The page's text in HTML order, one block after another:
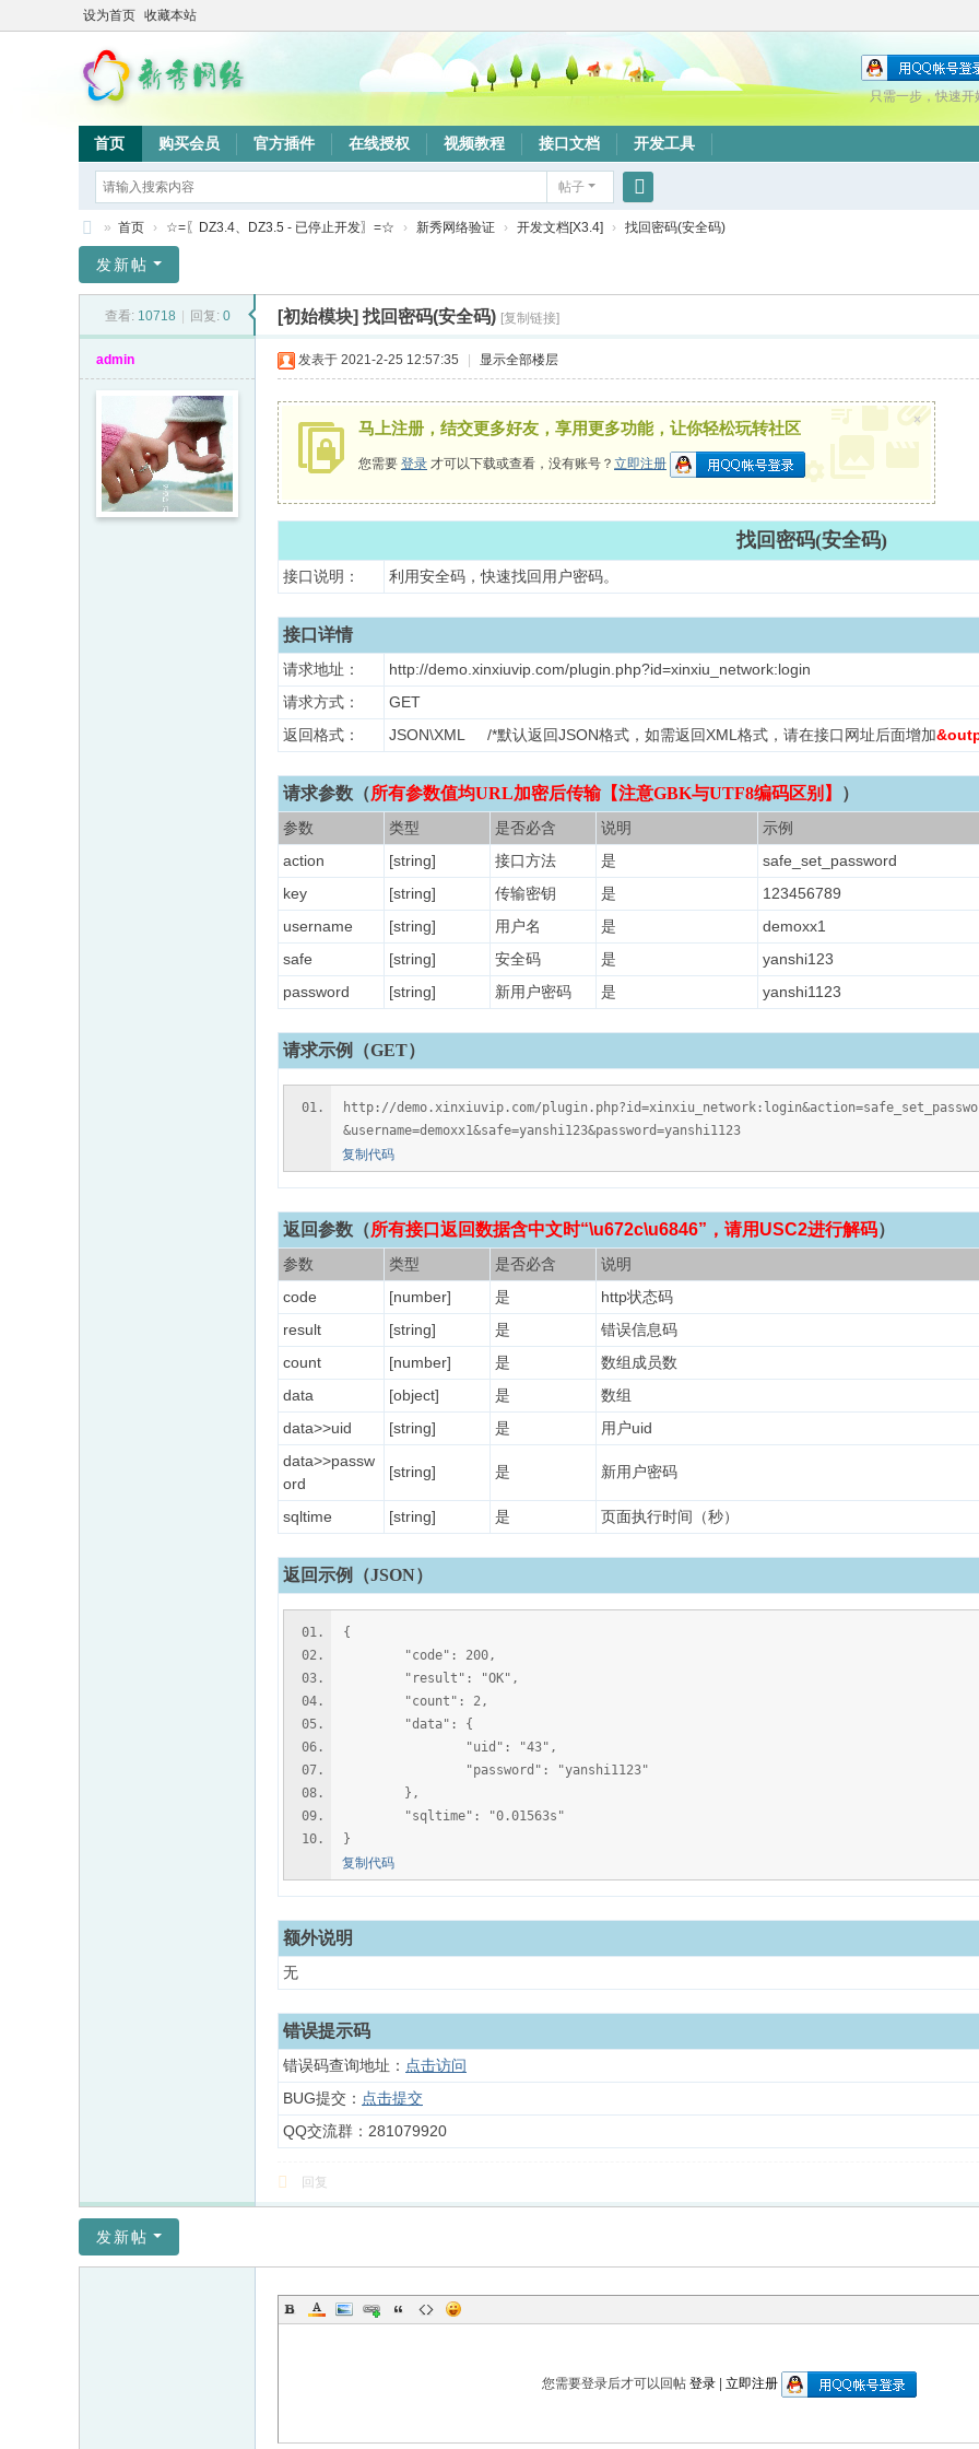
设为首页 收藏本站
只需一步，快速开
首页 购买会员 官方插件 在线授权 视频教程 接口文档 开发工具
帖子
搜
秀
» 首页 › ☆=〖DZ3.4、DZ3.5 - 已停止开发〗=☆ › 新秀网络验证 › 开发文档[X3.4] › 找回密码(安全码)
发新帖
查看: 10718 回复: 0 [初始模块] 找回密码(安全码) [复制链接]
admin 发表于 2021-2-25 12:57:35 显示全部楼层
马上注册，结交更多好友，享用更多功能，让你轻松玩转社区
您需要 登录 才可以下载或查看，没有账号？ 立即注册
×
找回密码(安全码)
接口说明： 利用安全码，快速找回用户密码。
接口详情
请求地址：
http://demo.xinxiuvip.com/plugin.php?id=xinxiu_network:login
请求方式：
GET
返回格式：
JSON\XML /*默认返回JSON格式，如需返回XML格式，请在接口网址后面增加
请求参数（所有参数值均URL加密后传输【注意GBK与UTF8编码区别】 ）
参数 类型 是否必含 说明
示例
action
[string] 接口方法 是
safe_set_password
key
[string] 传输密钥 是
123456789
username
[string] 用户名 是
demoxx1
safe
[string] 安全码 是
yanshi123
password
[string] 新用户密码 是 yanshi1123
请求示例（GET）
http://demo.xinxiuvip.com/
&username=demoxx1&safe=yanshi123&password=yanshi1123
复制代码
返回参数 （所有接口返回数据含中文时“\u672c\u6846”，请用USC2进行解码）
参数 类型 是否必含 说明
code
[number] 是 http状态码
result
[string] 是 错误信息码
count
[number] 是 数组成员数
data
[object] 是
数组
data>>uid
[string] 是 用户uid
data>>passw
ord
[string] 是 新用户密码
sqltime [string] 是 页面执行时间（秒）
返回示例（JSON）
{
"code": 200,
"result": "OK",
"count": 2,
"data": {
"uid": "43",
"password": "yanshi1123"
},
"sqltime": "0.01563s"
}
复制代码
额外说明
无
错误提示码
错误码查询地址： 点击访问
BUG提交： 点击提交
QQ交流群：281079920
回复
发新帖
您需要登录后才可以回帖 登录 立即注册